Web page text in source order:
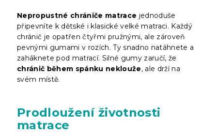
Nepropustné chrániče matrace jednoduše
připevníte k dětské i klasické velké matraci. Každý
chránič je opatřen čtyřmi pružnými, ale zároveň
pevnými gumami v rozích. Ty snadno natáhnete a
zaháknete pod matrací. Silné gumy zaručí, že
chránič během spánku neklouže, ale drží na
svém místě.
Prodloužení životnosti
matrace